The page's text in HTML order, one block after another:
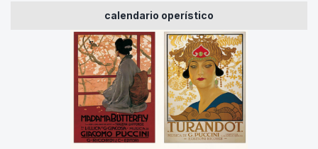
calendario operístico